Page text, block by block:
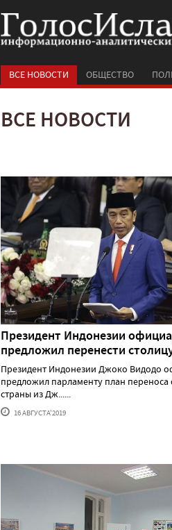
ВСЕ НОВОСТИ ОБЩЕСТВО
ВСЕ НОВОСТИ
Президент Индонезии
предложил перенести
Президент Индонезии Джоко Видодо
предложил парламенту план переноса
страны из Дж......
16 АВГУСТА'2019